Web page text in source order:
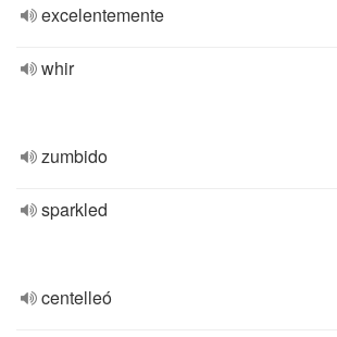
excelentemente
whir
zumbido
sparkled
centelleó